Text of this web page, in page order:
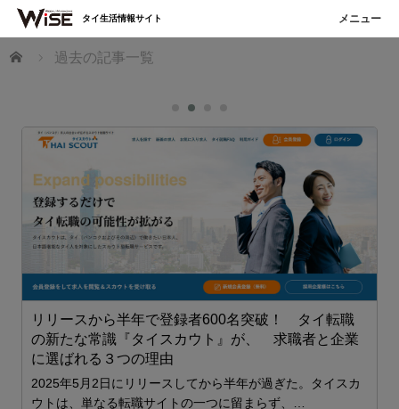
ホーム 過去の記事一覧
リリースから半年で登録者600名突破！ タイ転職
の新たな常識『タイスカウト』が、 求職者と企業
に選ばれる３つの理由
2025年5月2日にリリースしてから半年が過ぎた。タイスカ
ウトは、単なる転職サイトの一つに留まらず、…
タイ生活情報サイト